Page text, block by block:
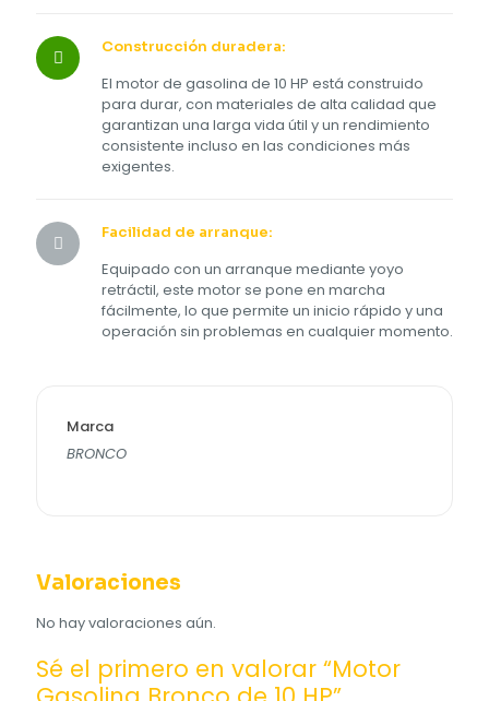
Construcción duradera:
El motor de gasolina de 10 HP está construido
para durar, con materiales de alta calidad que
garantizan una larga vida útil y un rendimiento
consistente incluso en las condiciones más
exigentes.
Facilidad de arranque:
Equipado con un arranque mediante yoyo
retráctil, este motor se pone en marcha
fácilmente, lo que permite un inicio rápido y una
operación sin problemas en cualquier momento.
Marca
BRONCO
Valoraciones
No hay valoraciones aún.
Sé el primero en valorar “Motor